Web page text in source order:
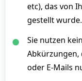
etc), das von
gestellt wurde.
Sie nutzen
Abkürzungen,
oder E-Mails